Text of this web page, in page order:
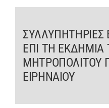
ΤΟ ΠΑΤΡΙΑΡΧΕΙΟ
ΕΠΙ ΤΗ ΕΚΔΗΜΙΑ
ΜΗΤΡΟΠΟΛΙΤΟΥ
ΕΙΡΗΝΑΙΟΥ